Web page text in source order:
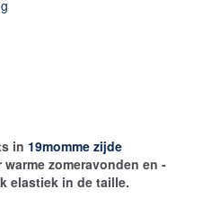
in 19momme zijde
zomeravonden en -
elastiek in de taille.